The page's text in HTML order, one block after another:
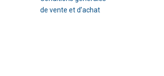
de vente et d’achat